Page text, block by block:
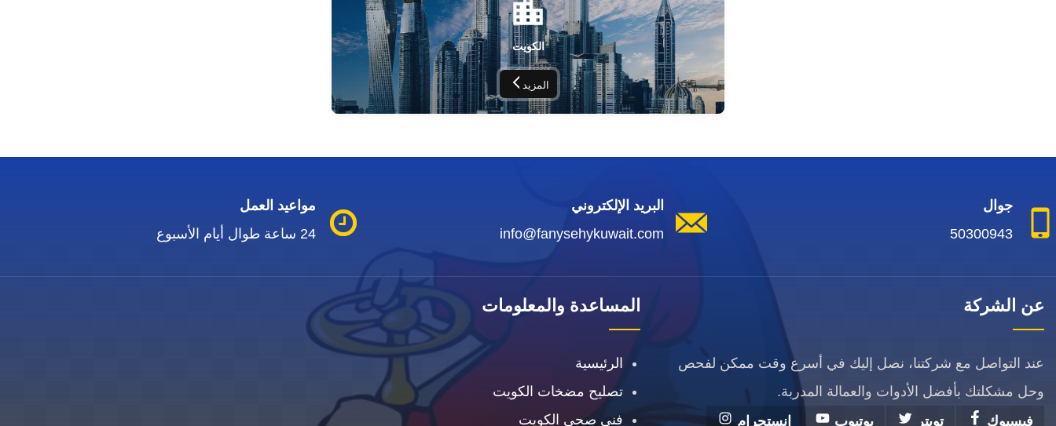
الكويت
المزيد
جوال
50300943
البريد الإلكتروني
info@fanysehykuwait.com
مواعيد العمل
24 ساعة طوال أيام الأسبوع
عن الشركة
عند التواصل مع شركتنا، نصل إليك في أسرع وقت ممكن لفحص
وحل مشكلتك بأفضل الأدوات والعمالة المدربة.
فيسبوك
تويتر يوتيوب انستجرام
المساعدة والمعلومات
الرئيسية
تصليح مضخات الكويت
فني صحي الكويت